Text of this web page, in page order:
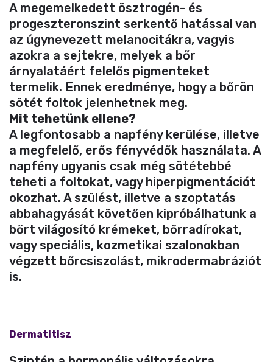
A megemelkedett ösztrogén- és
progeszteronszint serkentő hatással van
az úgynevezett melanocitákra, vagyis
azokra a sejtekre, melyek a bőr
árnyalatáért felelős pigmenteket
termelik. Ennek eredménye, hogy a bőrön
sötét foltok jelenhetnek meg.
Mit tehetünk ellene?
A legfontosabb a napfény kerülése, illetve
a megfelelő, erős fényvédők használata. A
napfény ugyanis csak még sötétebbé
teheti a foltokat, vagy hiperpigmentációt
okozhat. A szülést, illetve a szoptatás
abbahagyását követően kipróbálhatunk a
bőrt világosító krémeket, bőrradírokat,
vagy speciális, kozmetikai szalonokban
végzett bőrcsiszolást, mikrodermabráziót
is.
Dermatitisz